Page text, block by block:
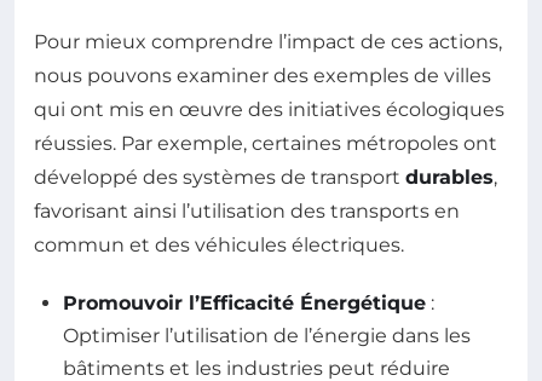
Pour mieux comprendre l’impact de ces actions,
nous pouvons examiner des exemples de villes
qui ont mis en œuvre des initiatives écologiques
réussies. Par exemple, certaines métropoles ont
développé des systèmes de transport durables,
favorisant ainsi l’utilisation des transports en
commun et des véhicules électriques.
Promouvoir l’Efficacité Énergétique :
Optimiser l’utilisation de l’énergie dans les
bâtiments et les industries peut réduire